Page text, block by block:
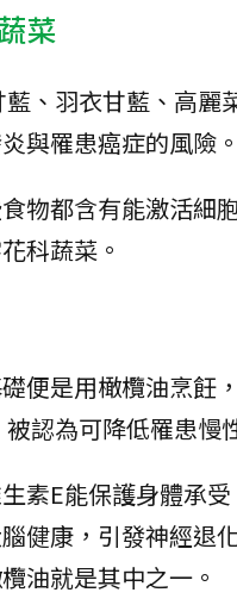
菜
藍、羽衣甘藍、高
與罹患癌症的風險
物都含有能激活細
科蔬菜。
便是用橄欖油烹飪
被認為可降低罹患慢
素E能保護身體承
健康，引發神經退
油就是其中之一。